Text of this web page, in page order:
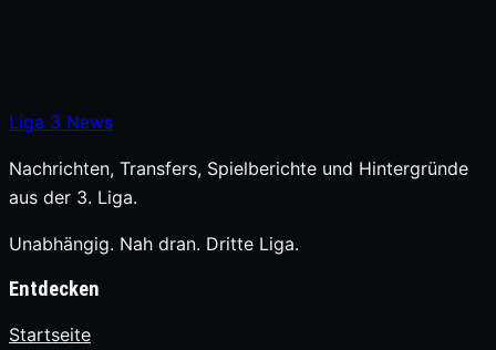
Liga 3 News
Nachrichten, Transfers, Spielberichte und Hintergründe
aus der 3. Liga.
Unabhängig. Nah dran. Dritte Liga.
Entdecken
Startseite